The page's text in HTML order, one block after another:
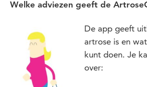
Welke adviezen geeft de
De app geeft
artrose is en
kunt doen. Je
over: